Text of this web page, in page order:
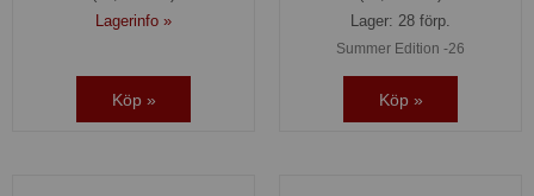
Lagerinfo »
Köp »
Lager: 28 förp.
Summer Edition -26
Köp »